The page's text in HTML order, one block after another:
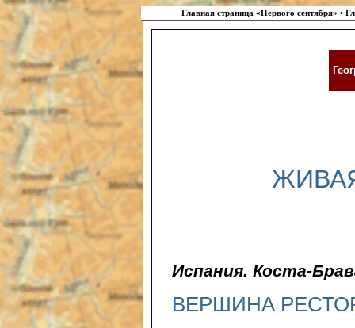
Главная страница «Первого сентября» •
Испания. Коста-
ВЕРШИНА